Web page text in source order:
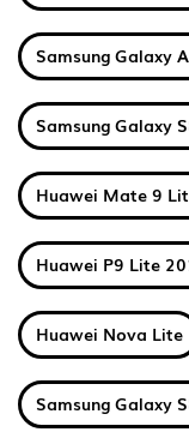
Samsung Galaxy
Samsung Galaxy
Huawei Mate 9
Huawei P9 Lite
Huawei Nova Lite
Samsung Galaxy